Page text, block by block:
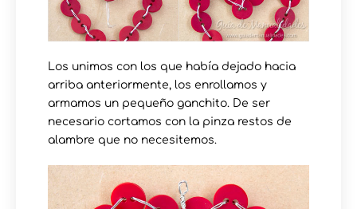
Los unimos con los que había dejado hacia
arriba anteriormente, los enrollamos y
armamos un pequeño ganchito. De ser
necesario cortamos con la pinza restos de
alambre que no necesitemos.